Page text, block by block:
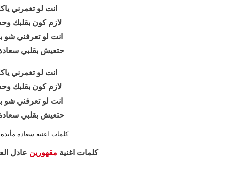
انت لو تغمرني
لازم كون بقلبك
انت لو تعرفني شو
حتعيش بقلبي
انت لو تغمرني
لازم كون بقلبك
انت لو تعرفني شو
حتعيش بقلبي
كلمات اغنية سعادة
كلمات اغنية مقهورين عادل